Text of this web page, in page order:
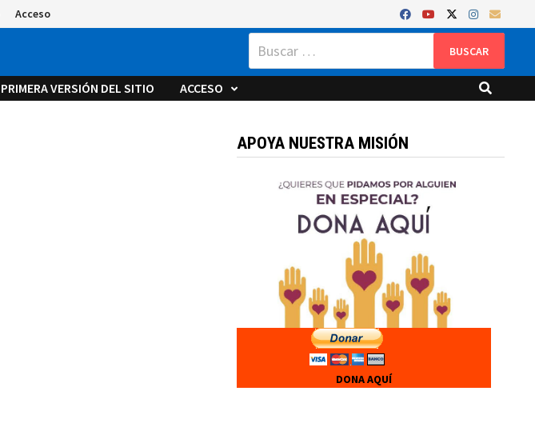
Acceso
Buscar:
PRIMERA VERSIÓN DEL SITIO ACCESO
APOYA NUESTRA MISIÓN
DONA AQUÍ